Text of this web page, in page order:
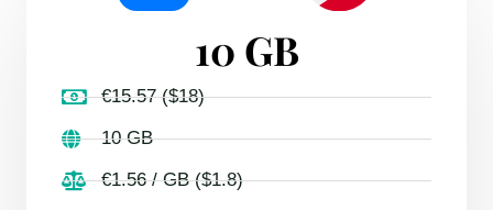
10 GB
€15.57 ($18)
10 GB
€1.56 / GB ($1.8)